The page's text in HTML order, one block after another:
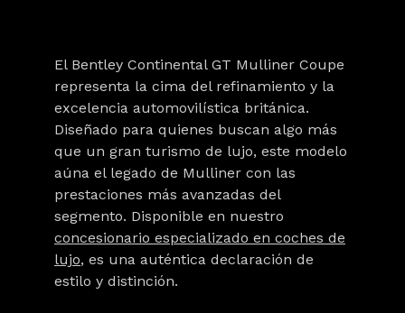
El Bentley Continental GT Mulliner Coupe
representa la cima del refinamiento y la
excelencia automovilística británica.
Diseñado para quienes buscan algo más
que un gran turismo de lujo, este modelo
aúna el legado de Mulliner con las
prestaciones más avanzadas del
segmento. Disponible en nuestro
concesionario especializado en coches de
lujo, es una auténtica declaración de
estilo y distinción.